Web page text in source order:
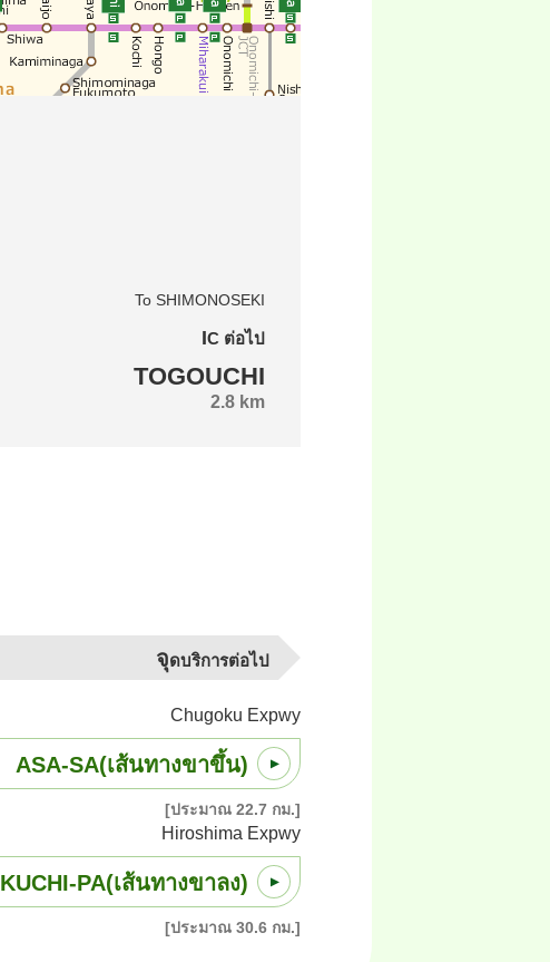
To SHIMONOSEKI
IC ต่อไป
TOGOUCHI
2.8 km
จุดบริการต่อไป
Chugoku Expwy
ASA-SA(เส้นทางขาขึ้น)
[ประมาณ 22.7 กม.]
Hiroshima Expwy
KUCHI-PA(เส้นทางขาลง)
[ประมาณ 30.6 กม.]